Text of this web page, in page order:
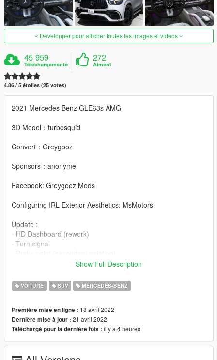
Développer pour afficher toutes les images et vidéos
45 959
Téléchargements
272
Aiment
4.86 / 5 étoiles (25 votes)
2021 Mercedes Benz GLE63s AMG
3D Model：turbosquid
Convert：Greygooz
Sponsors：anonyme
Facebook: Greygooz Mods
Configuring IRL Exterior Aesthetics: MsMotors
Update :
- HD Dashboard (rework)
- Turn signal
- Tire width adjustment
- Original license plate
- Realistic handling
Features:
- HQ exterior
- HQ interior
Show Full Description
VOITURE SUV MERCEDES-BENZ
Première mise en ligne : 18 avril 2022
Dernière mise à jour : 21 avril 2022
Téléchargé pour la dernière fois : il y a 4 heures